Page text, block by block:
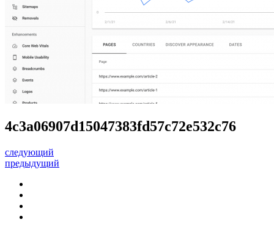
4c3a06907d15047383fd57c72e532c76
следующий
предыдущий